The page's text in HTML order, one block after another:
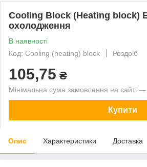
Cooling Block (Heating block)
охолодження
В наявності
Код: Cooling (heating) block
Роздріб
105,75 ₴
Мінімальна сума замовлення на сайті
Купити
Опис Характеристики Доставка